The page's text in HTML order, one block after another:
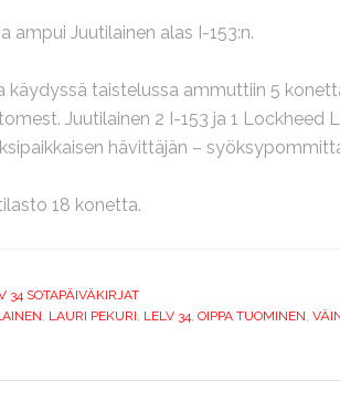
ampui Juutilainen alas I-153:n.
käydyssä taistelussa ammuttiin 5
Juutilainen 2 I-153 ja 1 Lockheed
hävittäjän –
18 konetta.
34 SOTAPÄIVÄKIRJAT
, LAURI PEKURI, LELV 34, OIPPA TUOMINEN,